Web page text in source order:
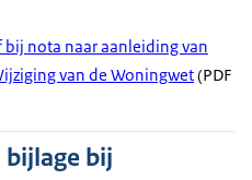
nota naar aanleiding van
van de Woningwet(PDF
bij